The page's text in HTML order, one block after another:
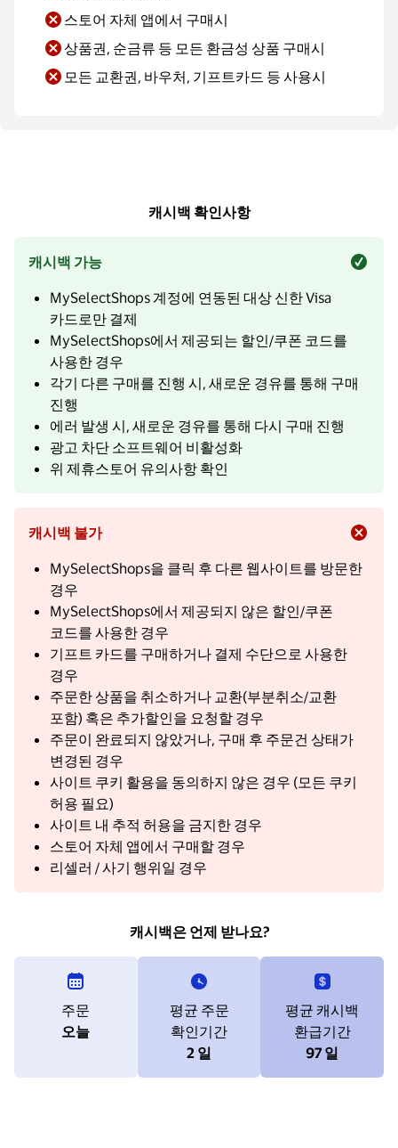
스토어 자체 앱에서 구매시
상품권, 순금류 등 모든 환금성 상품 구매시
모든 교환권, 바우처, 기프트카드 등 사용시
캐시백 확인사항
캐시백 가능
MySelectShops 계정에 연동된 대상 신한 Visa
카드로만 결제
MySelectShops에서 제공되는 할인/쿠폰 코드를
사용한 경우
각기 다른 구매를 진행 시, 새로운 경유를 통해 구매
진행
에러 발생 시, 새로운 경유를 통해 다시 구매 진행
광고 차단 소프트웨어 비활성화
위 제휴스토어 유의사항 확인
캐시백 불가
MySelectShops을 클릭 후 다른 웹사이트를 방문한
경우
MySelectShops에서 제공되지 않은 할인/쿠폰
코드를 사용한 경우
기프트 카드를 구매하거나 결제 수단으로 사용한
경우
주문한 상품을 취소하거나 교환(부분취소/교환
포함) 혹은 추가할인을 요청할 경우
주문이 완료되지 않았거나, 구매 후 주문건 상태가
변경된 경우
사이트 쿠키 활용을 동의하지 않은 경우 (모든 쿠키
허용 필요)
사이트 내 추적 허용을 금지한 경우
스토어 자체 앱에서 구매할 경우
리셀러 / 사기 행위일 경우
캐시백은 언제 받나요?
주문
오늘
평균 주문
확인기간
2 일
평균 캐시백
환급기간
97 일